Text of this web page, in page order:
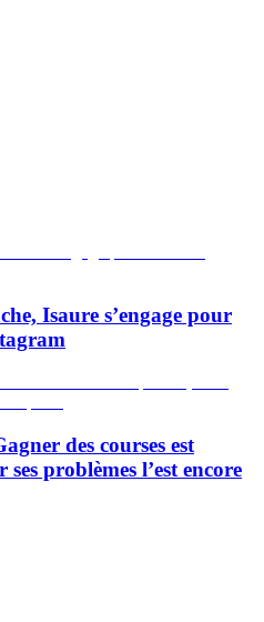
Isaure s’engage pour
des courses est
problèmes l’est encore